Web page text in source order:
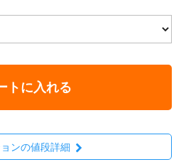
トに入れる
ンの値段詳細